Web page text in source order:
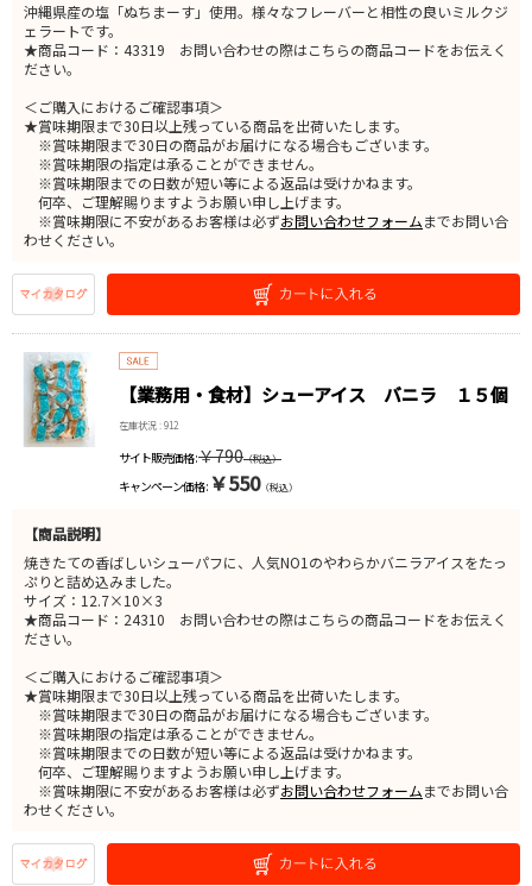
沖縄県産の塩「ぬちまーす」使用。様々なフレーバーと相性の良いミルクジ
ェラートです。
★商品コード：43319 お問い合わせの際はこちらの商品コードをお伝えく
ださい。
＜ご購入におけるご確認事項＞
★賞味期限まで30日以上残っている商品を出荷いたします。
※賞味期限まで30日の商品がお届けになる場合もございます。
※賞味期限の指定は承ることができません。
※賞味期限までの日数が短い等による返品は受けかねます。
何卒、ご理解賜りますようお願い申し上げます。
※賞味期限に不安があるお客様は必ずお問い合わせフォームまでお問い合
わせください。
【業務用・食材】シューアイス バニラ １５個
在庫状況 : 912
サイト販売価格 :￥790（税込）
キャンペーン価格 : ￥550（税込）
【商品説明】
焼きたての香ばしいシューパフに、人気NO1のやわらかバニラアイスをたっ
ぷりと詰め込みました。
サイズ：12.7×10×3
★商品コード：24310 お問い合わせの際はこちらの商品コードをお伝えく
ださい。
＜ご購入におけるご確認事項＞
★賞味期限まで30日以上残っている商品を出荷いたします。
※賞味期限まで30日の商品がお届けになる場合もございます。
※賞味期限の指定は承ることができません。
※賞味期限までの日数が短い等による返品は受けかねます。
何卒、ご理解賜りますようお願い申し上げます。
※賞味期限に不安があるお客様は必ずお問い合わせフォームまでお問い合
わせください。